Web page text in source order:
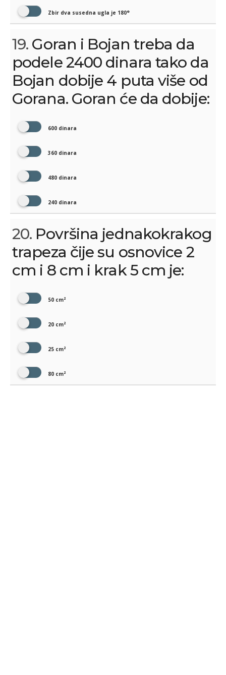
Zbir dva susedna ugla je 180°
19. Goran i Bojan treba da
podele 2400 dinara tako da
Bojan dobije 4 puta više od
Gorana. Goran će da dobije:
600 dinara
360 dinara
480 dinara
240 dinara
20. Površina jednakokrakog
trapeza čije su osnovice 2
cm i 8 cm i krak 5 cm je:
50 cm²
20 cm²
25 cm²
80 cm²